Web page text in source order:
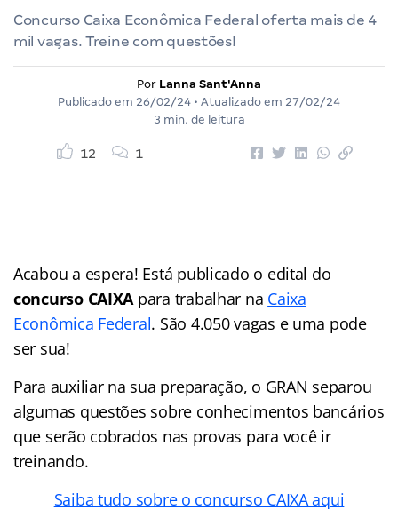
Concurso Caixa Econômica Federal oferta mais de 4
mil vagas. Treine com questões!
Por Lanna Sant'Anna
Publicado em 26/02/24 • Atualizado em 27/02/24
3 min. de leitura
12 1
Acabou a espera! Está publicado o edital do
concurso CAIXApara trabalhar na Caixa
Econômica Federal. São 4.050 vagas e uma pode
ser sua!
Para auxiliar na sua preparação, o GRAN separou
algumas questões sobre conhecimentos bancários
que serão cobrados nas provas para você ir
treinando.
Saiba tudo sobre o concurso CAIXA aqui